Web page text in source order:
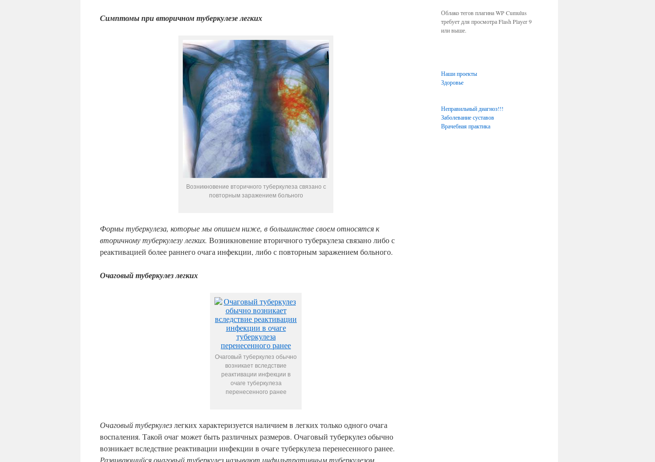
Симптомы при вторичном туберкулезе легких
Возникновение вторичного туберкулеза связано с
повторным заражением больного
Формы туберкулеза, которые мы опишем ниже, в большинстве своем относятся к
вторичному туберкулезу легких. Возникновение вторичного туберкулеза связано либо с
реактивацией более раннего очага инфекции, либо с повторным заражением больного.
Очаговый туберкулез легких
Очаговый туберкулез обычно
возникает вследствие
реактивации инфекции в
очаге туберкулеза
перенесенного ранее
Очаговый туберкулезлегких характеризуется наличием в легких только одного очага
воспаления. Такой очаг может быть различных размеров. Очаговый туберкулез обычно
возникает вследствие реактивации инфекции в очаге туберкулеза перенесенного ранее.
Развивающийся очаговый туберкулез называют инфильтративным туберкулезом.
Облако тегов плагина WP Cumulus
требует для просмотра Flash Player 9
или выше.
Наши проекты
Здоровье
Неправильный диагноз!!!
Заболевание суставов
Врачебная практика